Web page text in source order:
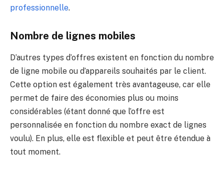
professionnelle.
Nombre de lignes mobiles
D’autres types d’offres existent en fonction du nombre
de ligne mobile ou d’appareils souhaités par le client.
Cette option est également très avantageuse, car elle
permet de faire des économies plus ou moins
considérables (étant donné que l’offre est
personnalisée en fonction du nombre exact de lignes
voulu). En plus, elle est flexible et peut être étendue à
tout moment.